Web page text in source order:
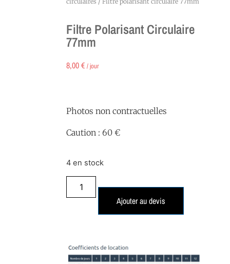
Filtre Polarisant Circulaire
77mm
8,00€ / jour
Photos non contractuelles
Caution : 60 €
4 en stock
Ajouter au devis